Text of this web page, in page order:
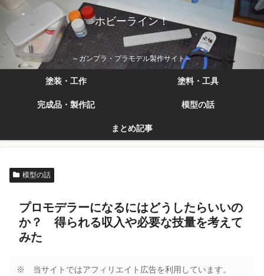
ホビーライン！
～ガンプラ・プラモデル製作サイト～
塗装・工作 塗料・工具
完成品・製作記 模型の話
まとめ記事
模型の話
プロモデラーになるにはどうしたらいいの
か？ 得られる収入や必要な技量を考えて
みた
※ 当サイトではアフィリエイト広告を利用しています。